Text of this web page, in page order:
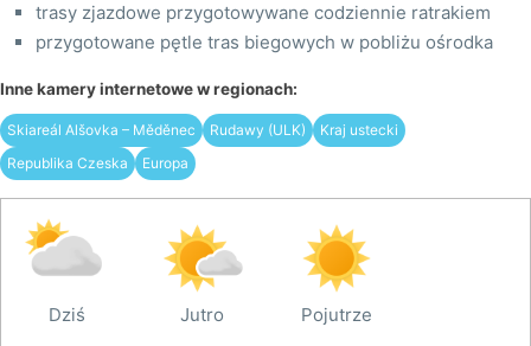
trasy zjazdowe przygotowywane codziennie ratrakiem
przygotowane pętle tras biegowych w pobliżu ośrodka
Inne kamery internetowe w regionach:
Skiareál Alšovka – Měděnec Rudawy (ULK)
Kraj ustecki
Republika Czeska
Europa
Dziś Jutro Pojutrze